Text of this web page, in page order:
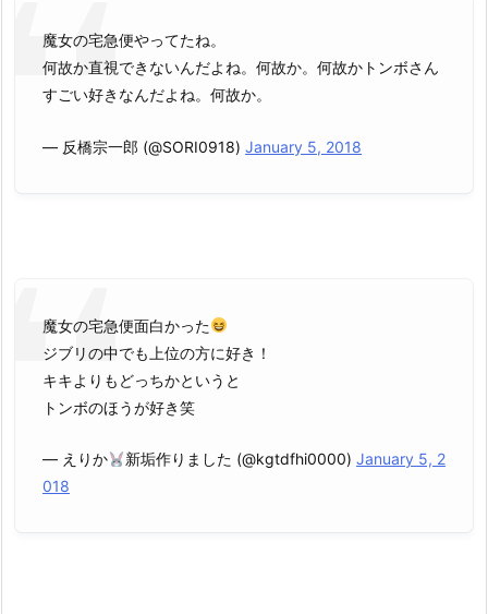
魔女の宅急便やってたね。
何故か直視できないんだよね。何故か。何故かトンボさん
すごい好きなんだよね。何故か。
— 反橋宗一郎 (@SORI0918) January 5, 2018
魔女の宅急便面白かった
ジブリの中でも上位の方に好き！
キキよりもどっちかというと
トンボのほうが好き笑
— えりか 新垢作りました (@kgtdfhi0000) January 5, 2
018